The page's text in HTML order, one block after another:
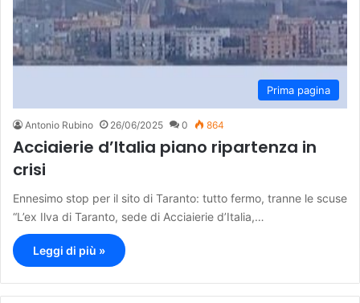
Prima pagina
Antonio Rubino 26/06/2025 0 864
Acciaierie d’Italia piano ripartenza in
crisi
Ennesimo stop per il sito di Taranto: tutto fermo, tranne le scuse
“L’ex Ilva di Taranto, sede di Acciaierie d’Italia,…
Leggi di più »